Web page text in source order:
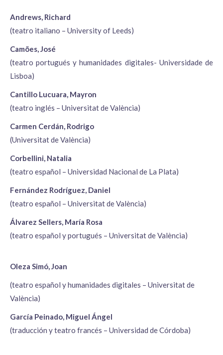
Andrews, Richard
(teatro italiano – University of Leeds)
Camões, José
(teatro portugués y humanidades digitales- Universidade de
Lisboa)
Cantillo Lucuara, Mayron
(teatro inglés – Universitat de València)
Carmen Cerdán, Rodrigo
(Universitat de València)
Corbellini, Natalia
(teatro español – Universidad Nacional de La Plata)
Fernández Rodríguez, Daniel
(teatro español – Universitat de València)
Álvarez Sellers, María Rosa
(teatro español y portugués – Universitat de València)
Oleza Simó, Joan
(teatro español y humanidades digitales – Universitat de
València)
García Peinado, Miguel Ángel
(traducción y teatro francés – Universidad de Córdoba)